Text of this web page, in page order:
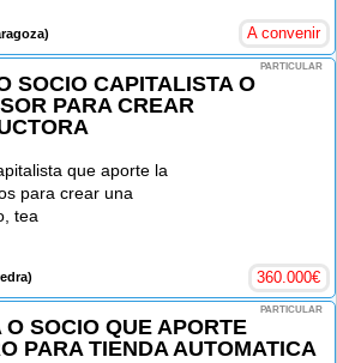
A convenir
PARTICULAR
SOCIO CAPITALISTA O
PARA CREAR
que aporte la
para crear una
tea
360.000€
PARTICULAR
O SOCIO QUE APORTE
PARA TIENDA AUTOMATICA